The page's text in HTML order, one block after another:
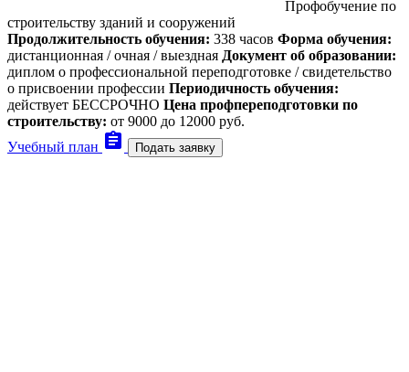
Профобучение по
строительству зданий и сооружений
Продолжительность обучения: 338 часов Форма обучения:
дистанционная / очная / выездная Документ об образовании:
диплом о профессиональной переподготовке / свидетельство
о присвоении профессии Периодичность обучения:
действует БЕССРОЧНО Цена профпереподготовки по
строительству: от 9000 до 12000 руб.
Учебный план assignment Подать заявку